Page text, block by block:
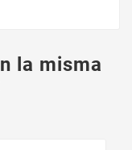
la misma